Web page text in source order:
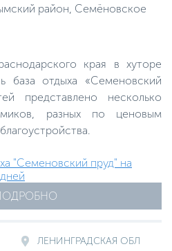
район, Семёновское
края в хуторе
база отдыха «Семеновский
представлено несколько
разных по ценовым
"Семеновский пруд" на
ЛЕНИНГРАДСКАЯ ОБЛ